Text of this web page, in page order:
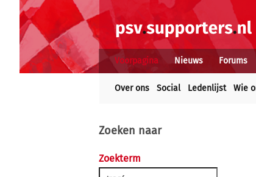
Voorpagina Nieuws Forums
Over ons Social Ledenlijst Wie
Zoeken naar
Zoekterm